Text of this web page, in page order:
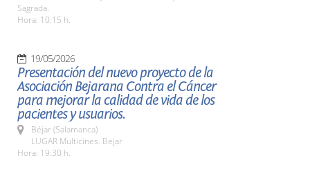
Sagrada.
Hora: 10:15 h.
19/05/2026
Presentación del nuevo proyecto de la
Asociación Bejarana Contra el Cáncer
para mejorar la calidad de vida de los
pacientes y usuarios.
Béjar (Salamanca)
LUGAR Multicines. Bejar
Hora: 19:30 h.